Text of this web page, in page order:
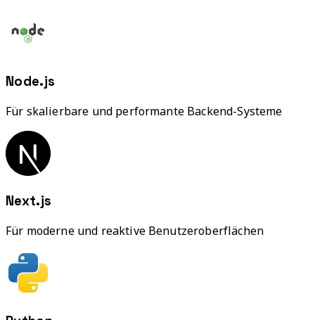
Node.js
Für skalierbare und performante Backend-Systeme
Next.js
Für moderne und reaktive Benutzeroberflächen